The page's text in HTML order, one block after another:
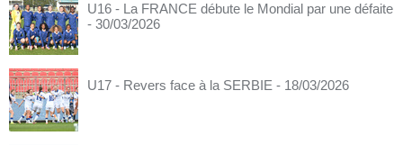
U16 - La FRANCE débute le Mondial par une défaite
- 30/03/2026
U17 - Revers face à la SERBIE - 18/03/2026